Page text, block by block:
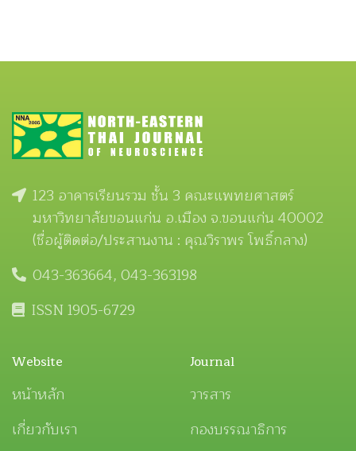
123 อาคารเรียนรวม ชั้น 3 คณะแพทยศาสตร์
มหาวิทยาลัยขอนแก่น อ.เมือง จ.ขอนแก่น 40002
(ชื่อผู้ติดต่อ/ประสานงาน : คุณวิราพร โพธิ์กลาง)
043-363664, 043-363198
ISSN 1905-6729
Website
หน้าหลัก
เกี่ยวกับเรา
Journal
วารสาร
กองบรรณาธิการ